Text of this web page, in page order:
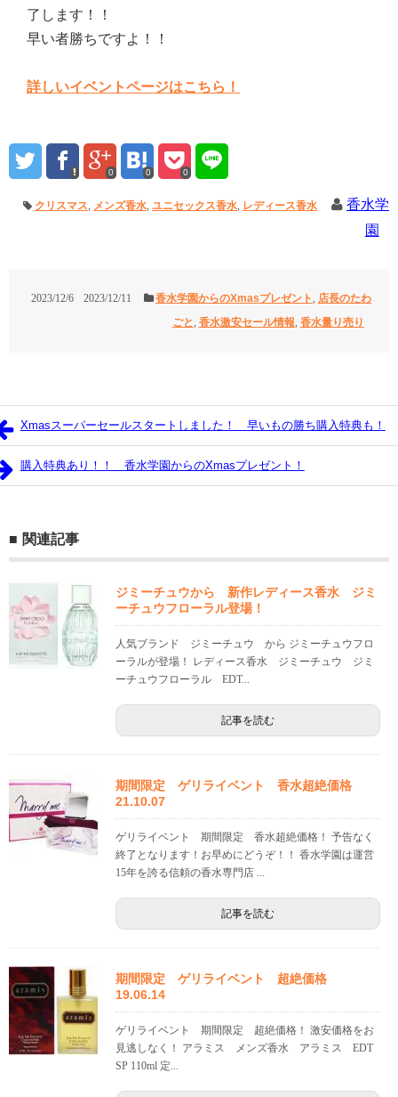
了します！！
早い者勝ちですよ！！
詳しいイベントページはこちら！
0 0 0
クリスマス, メンズ香水,ユニセックス香水, レディース香水
香水学
園
2023/12/6 2023/12/11 香水学園からのXmasプレゼント, 店長のたわ
ごと, 香水激安セール情報, 香水量り売り
Xmasスーパーセールスタートしました！ 早いもの勝ち購入特典も！
購入特典あり！！ 香水学園からのXmasプレゼント！
関連記事
ジミーチュウから 新作レディース香水 ジミ
ーチュウフローラル登場！
人気ブランド ジミーチュウ から ジミーチュウフロ
ーラルが登場！ レディース香水 ジミーチュウ ジミ
ーチュウフローラル EDT...
記事を読む
期間限定 ゲリライベント 香水超絶価格
21.10.07
ゲリライベント 期間限定 香水超絶価格！ 予告なく
終了となります！お早めにどうぞ！！ 香水学園は運営
15年を誇る信頼の香水専門店 ...
記事を読む
期間限定 ゲリライベント 超絶価格
19.06.14
ゲリライベント 期間限定 超絶価格！ 激安価格をお
見逃しなく！ アラミス メンズ香水 アラミス EDT
SP 110ml 定...